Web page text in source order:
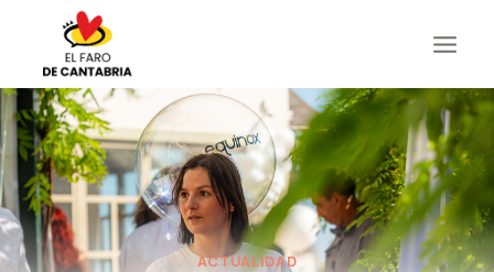
contenido
ACTUALIDAD